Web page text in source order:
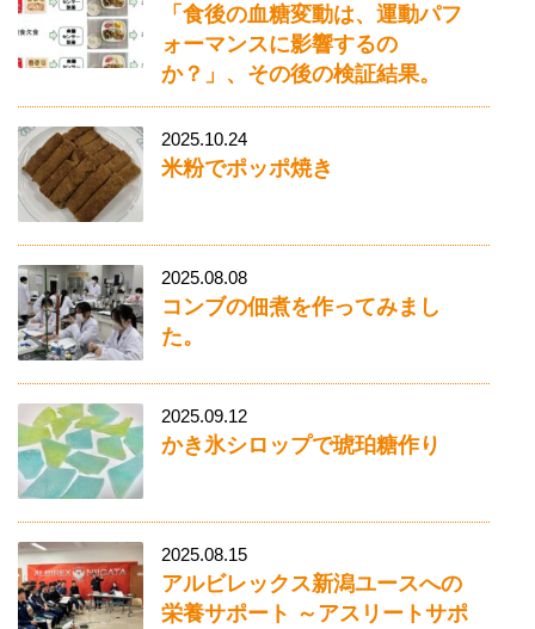
「食後の血糖変動は、運動パフ
ォーマンスに影響するの
か？」、その後の検証結果。
2025.10.24
米粉でポッポ焼き
2025.08.08
コンブの佃煮を作ってみまし
た。
2025.09.12
かき氷シロップで琥珀糖作り
2025.08.15
アルビレックス新潟ユースへの
栄養サポート ～アスリートサポ